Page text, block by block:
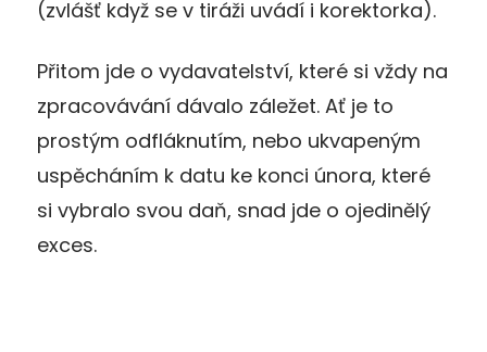
(zvlášť když se v tiráži uvádí i korektorka).
Přitom jde o vydavatelství, které si vždy na
zpracovávání dávalo záležet. Ať je to
prostým odfláknutím, nebo ukvapeným
uspěcháním k datu ke konci února, které
si vybralo svou daň, snad jde o ojedinělý
exces.